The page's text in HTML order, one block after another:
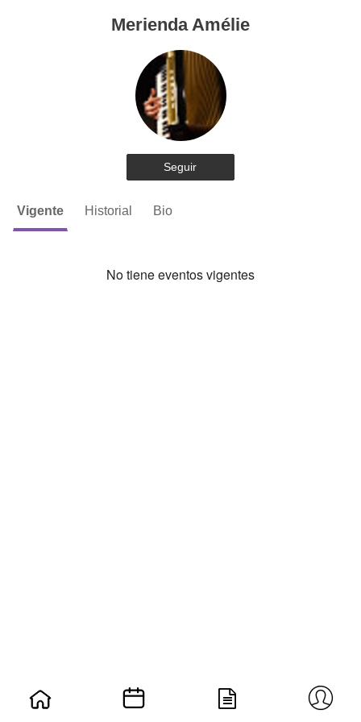
Merienda Amélie
Seguir
Vigente Historial Bio
No tiene eventos vigentes